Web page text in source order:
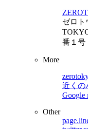
ゼロト
番１号
More
近くの
Google
Other